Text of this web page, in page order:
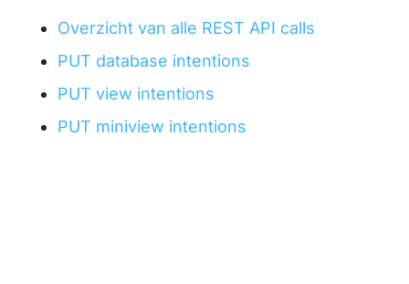
Overzicht van alle REST API calls
PUT database intentions
PUT view intentions
PUT miniview intentions